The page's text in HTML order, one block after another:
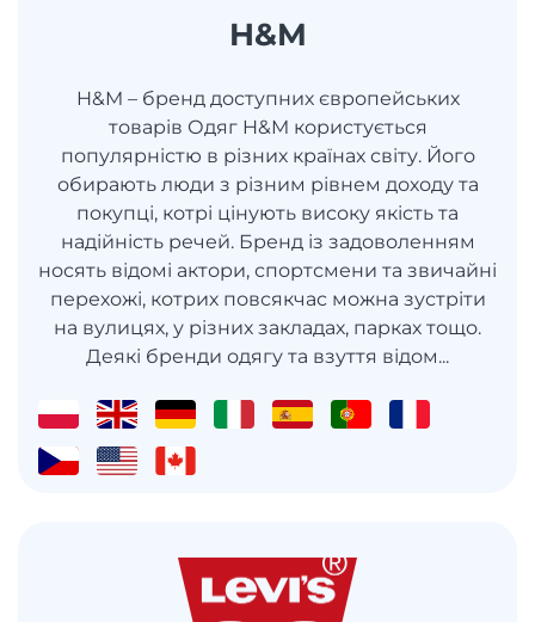
H&M
H&M – бренд доступних європейських
товарів Одяг H&M користується
популярністю в різних країнах світу. Його
обирають люди з різним рівнем доходу та
покупці, котрі цінують високу якість та
надійність речей. Бренд із задоволенням
носять відомі актори, спортсмени та звичайні
перехожі, котрих повсякчас можна зустріти
на вулицях, у різних закладах, парках тощо.
Деякі бренди одягу та взуття відом...